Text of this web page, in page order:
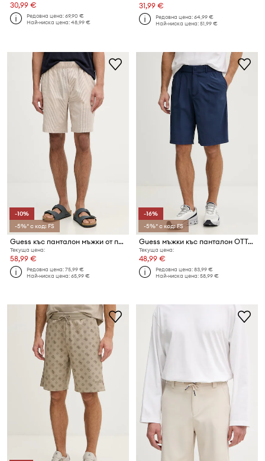
30,99 €
Редовна цена:69,90 €
Най-ниска цена:48,99 €
31,99 €
Редовна цена:64,99 €
Най-ниска цена:51,99 €
-10%
-5%* с код: FS
Guess къс панталон мъжки от памук DOBBY
Текуща цена:
58,99 €
Редовна цена:75,99 €
Най-ниска цена:65,99 €
-16%
-5%* с код: FS
Guess мъжки къс панталон OTTAVIO
Текуща цена:
48,99 €
Редовна цена:83,99 €
Най-ниска цена:58,99 €